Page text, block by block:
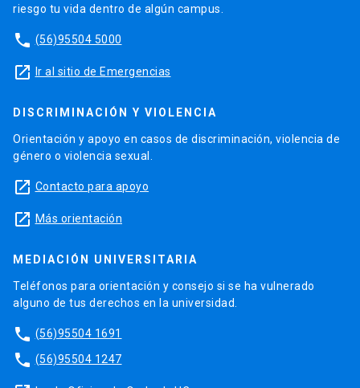
riesgo tu vida dentro de algún campus.
phone (56)95504 5000
launch Ir al sitio de Emergencias
DISCRIMINACIÓN Y VIOLENCIA
Orientación y apoyo en casos de discriminación, violencia de
género o violencia sexual.
launch Contacto para apoyo
launch Más orientación
MEDIACIÓN UNIVERSITARIA
Teléfonos para orientación y consejo si se ha vulnerado
alguno de tus derechos en la universidad.
phone (56)95504 1691
phone (56)95504 1247